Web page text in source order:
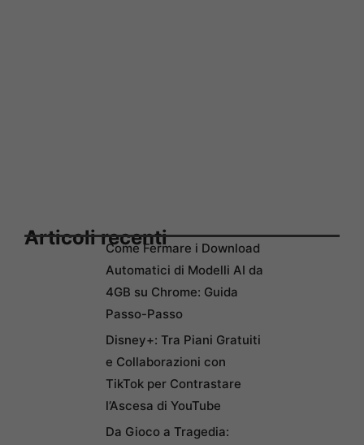
Articoli recentiCome Fermare i Download
Automatici di Modelli AI da
4GB su Chrome: Guida
Passo-Passo
Disney+: Tra Piani Gratuiti
e Collaborazioni con
TikTok per Contrastare
l’Ascesa di YouTube
Da Gioco a Tragedia: